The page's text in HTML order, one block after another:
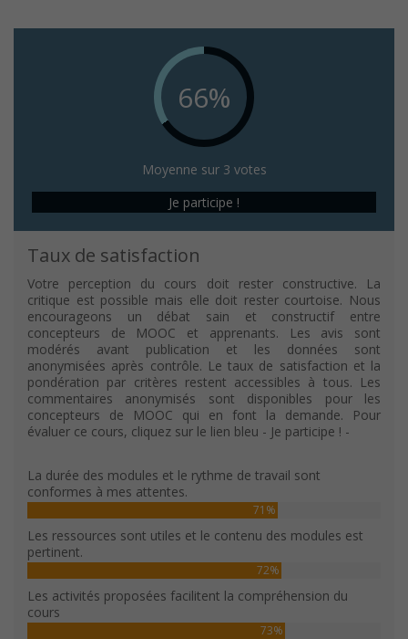
66%
Moyenne sur 3 votes
Je participe !
Taux de satisfaction
Votre perception du cours doit rester constructive. La
critique est possible mais elle doit rester courtoise. Nous
encourageons un débat sain et constructif entre
concepteurs de MOOC et apprenants. Les avis sont
modérés avant publication et les données sont
anonymisées après contrôle. Le taux de satisfaction et la
pondération par critères restent accessibles à tous. Les
commentaires anonymisés sont disponibles pour les
concepteurs de MOOC qui en font la demande. Pour
évaluer ce cours, cliquez sur le lien bleu - Je participe ! -
La durée des modules et le rythme de travail sont
conformes à mes attentes.
71%
Les ressources sont utiles et le contenu des modules est
pertinent.
72%
Les activités proposées facilitent la compréhension du
cours
73%